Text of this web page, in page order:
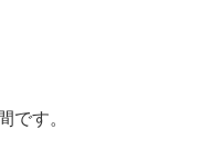
です。